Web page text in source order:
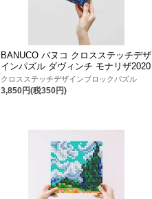
BANUCO バヌコ クロスステッチデザ
インパズル ダヴィンチ モナリザ2020
クロスステッチデザインブロックパズル
3,850円(税350円)